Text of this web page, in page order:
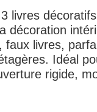
livres
décoration
faux livres,
Idéal
rigide,